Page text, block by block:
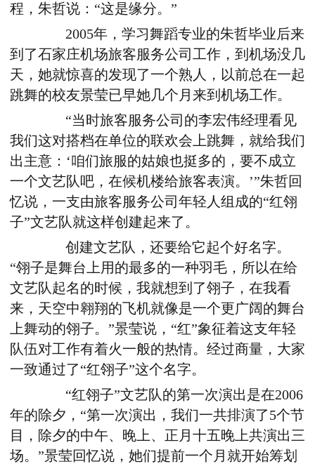
程，朱哲说：“这是缘分。”
2005年，学习舞蹈专业的朱哲毕业后来
到了石家庄机场旅客服务公司工作，到机场没几
天，她就惊喜的发现了一个熟人，以前总在一起
跳舞的校友景莹已早她几个月来到机场工作。
“当时旅客服务公司的李宏伟经理看见
我们这对搭档在单位的联欢会上跳舞，就给我们
出主意：‘咱们旅服的姑娘也挺多的，要不成立
一个文艺队吧，在候机楼给旅客表演。’”朱哲回
忆说，一支由旅客服务公司年轻人组成的“红翎
子”文艺队就这样创建起来了。
创建文艺队，还要给它起个好名字。
“翎子是舞台上用的最多的一种羽毛，所以在给
文艺队起名的时候，我就想到了翎子，在我看
来，天空中翱翔的飞机就像是一个更广阔的舞台
上舞动的翎子。”景莹说，“红”象征着这支年轻
队伍对工作有着火一般的热情。经过商量，大家
一致通过了“红翎子”这个名字。
“红翎子”文艺队的第一次演出是在2006
年的除夕，“第一次演出，我们一共排演了5个节
目，除夕的中午、晚上、正月十五晚上共演出三
场。”景莹回忆说，她们提前一个月就开始筹划